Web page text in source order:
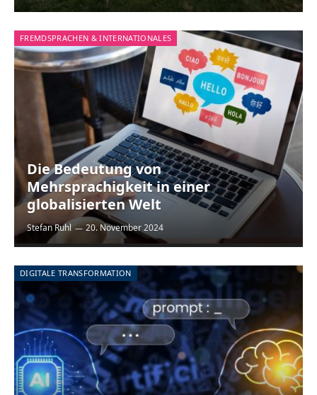
FREMDSPRACHEN & INTERNATIONALES
Die Bedeutung von
Mehrsprachigkeit in einer
globalisierten Welt
Stefan Ruhl 20. November 2024
DIGITALE TRANSFORMATION